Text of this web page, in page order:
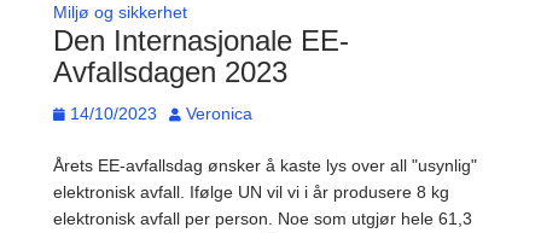
Miljø og sikkerhet
Den Internasjonale EE-
Avfallsdagen 2023
14/10/2023 Veronica
Årets EE-avfallsdag ønsker å kaste lys over all "usynlig"
elektronisk avfall. Ifølge UN vil vi i år produsere 8 kg
elektronisk avfall per person. Noe som utgjør hele 61,3